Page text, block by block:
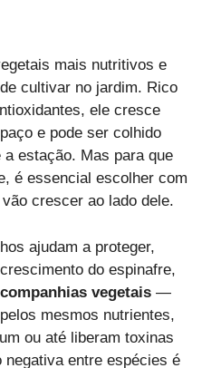
mais nutritivos e
cultivar no jardim. Rico
ele cresce
e pode ser colhido
estação. Mas para que
é essencial escolher com
crescer ao lado dele.
ajudam a proteger,
do espinafre,
vegetais —
mesmos nutrientes,
ou até liberam toxinas
entre espécies é